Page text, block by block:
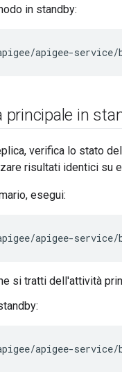
in standby:
apigee-
principale in
verifica lo stato
risultati identici su
esegui:
apigee-service/
si tratti dell'attività
apigee-service/